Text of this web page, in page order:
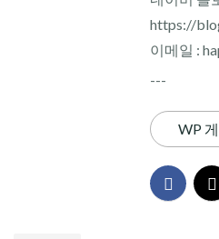
https://
이메일 :
---
WP